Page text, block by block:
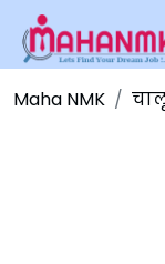
Maha NMK